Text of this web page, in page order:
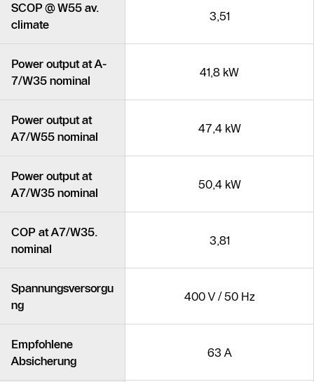
SCOP @ W55 av.
climate
3,51
Power output at A-
7/W35 nominal
41,8 kW
Power output at
A7/W55 nominal
47,4 kW
Power output at
A7/W35 nominal
50,4 kW
COP at A7/W35.
nominal
3,81
Spannungsversorgu
ng
400 V / 50 Hz
Empfohlene
Absicherung
63 A